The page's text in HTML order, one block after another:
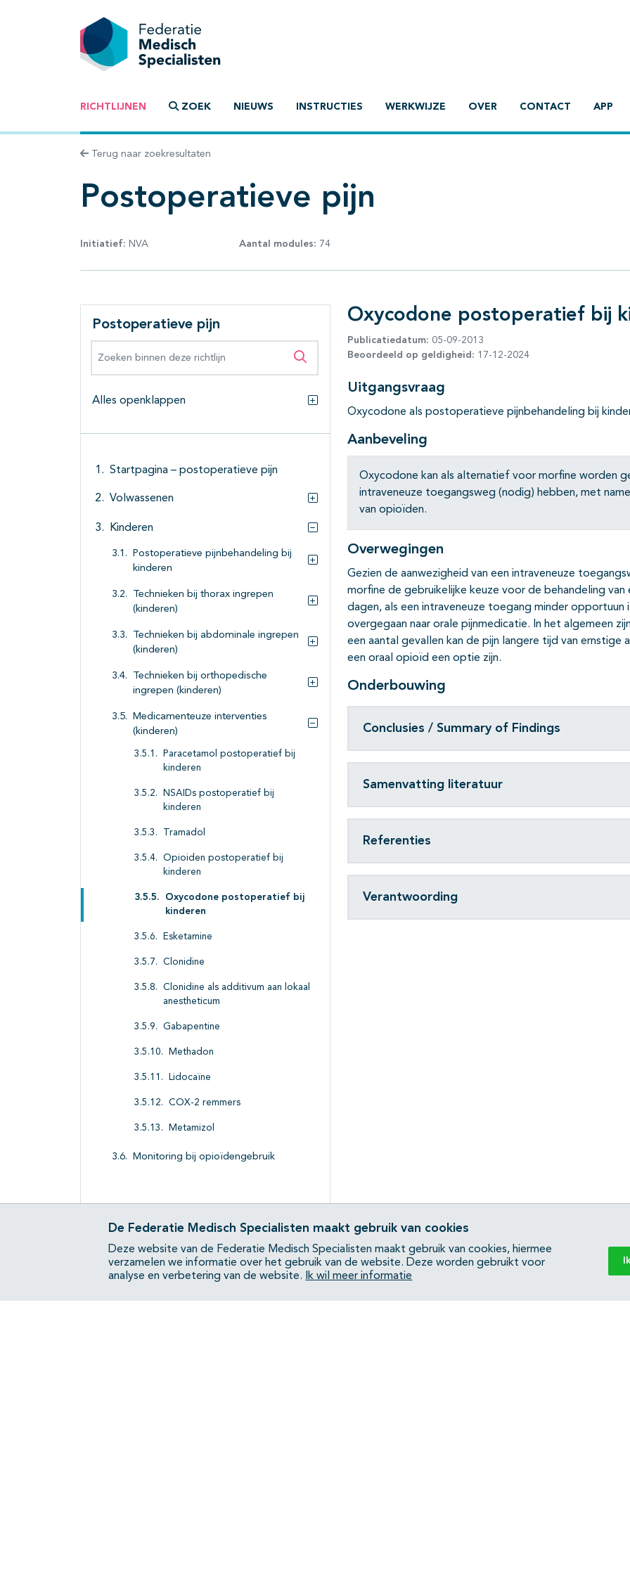
RICHTLIJNEN ZOEK NIEUWS INSTRUCTIES WERKWIJZE OVER CONTACT APP
Terug naar zoekresultaten
Postoperatieve pijn
Initiatief: NVA Aantal modules: 74
Postoperatieve pijn
Zoeken binnen deze richtlijn
Alles openklappen
Alles openklappen
Startpagina – postoperatieve pijn
Volwassenen
Subpagina's open- en dichtklappen
Kinderen
Subpagina's open- en dichtklappen
Postoperatieve pijnbehandeling bij
kinderen
Subpagina's open- en dichtklappen
Technieken bij thorax ingrepen
(kinderen)
Subpagina's open- en dichtklappen
Technieken bij abdominale ingrepen
(kinderen)
Subpagina's open- en dichtklappen
Technieken bij orthopedische
ingrepen (kinderen)
Medicamenteuze interventies
(kinderen)
Paracetamol postoperatief bij
kinderen
NSAIDs postoperatief bij
kinderen
Tramadol
Opioiden postoperatief bij
kinderen
Oxycodone postoperatief bij
kinderen
Esketamine
Clonidine
Clonidine als additivum aan lokaal
anestheticum
Gabapentine
Methadon
Lidocaïne
COX-2 remmers
Metamizol
Monitoring bij opioïdengebruik
Oxycodone postoperatief bij
Publicatiedatum: 05-09-2013
Beoordeeld op geldigheid: 17-12-2024
Uitgangsvraag
Oxycodone als postoperatieve pijnbehandeling bij
Aanbeveling
Oxycodone kan als alternatief voor morfine worden
intraveneuze toegangsweg (nodig) hebben, met
van opioïden.
Overwegingen
Gezien de aanwezigheid van een intraveneuze
morfine de gebruikelijke keuze voor de behandeling
dagen, als een intraveneuze toegang minder opportuun
overgegaan naar orale pijnmedicatie. In het algemeen
een aantal gevallen kan de pijn langere tijd van ernstige
een oraal opioïd een optie zijn.
Onderbouwing
Conclusies / Summary of Findings
Samenvatting literatuur
Referenties
Verantwoording
De Federatie Medisch Specialisten maakt gebruik van cookies
Deze website van de Federatie Medisch Specialisten maakt gebruik van cookies, hiermee
verzamelen we informatie over het gebruik van de website. Deze worden gebruikt voor
analyse en verbetering van de website.
Ik wil meer informatie